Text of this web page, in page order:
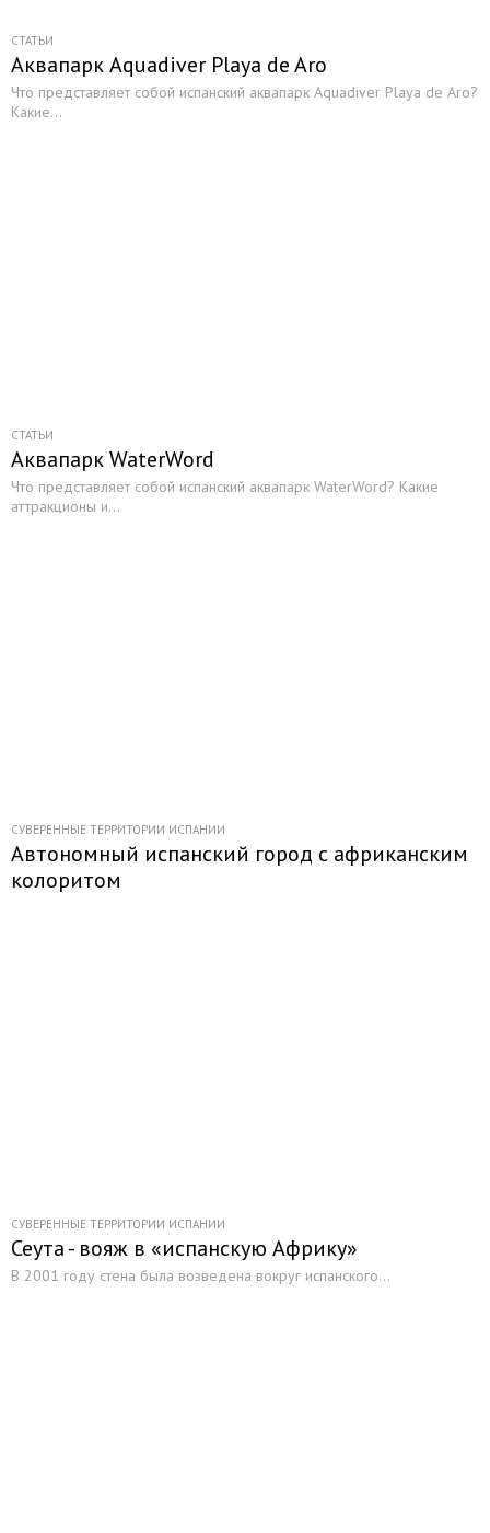
СТАТЬИ
Аквапарк Aquadiver Playa de Aro
Что представляет собой испанский аквапарк Aquadiver Playa de Aro?
Какие...
СТАТЬИ
Аквапарк WaterWord
Что представляет собой испанский аквапарк WaterWord? Какие
аттракционы и...
СУВЕРЕННЫЕ ТЕРРИТОРИИ ИСПАНИИ
Автономный испанский город с африканским
колоритом
СУВЕРЕННЫЕ ТЕРРИТОРИИ ИСПАНИИ
Сеута - вояж в «испанскую Африку»
В 2001 году стена была возведена вокруг испанского...